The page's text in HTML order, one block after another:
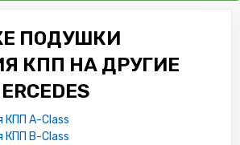
ПОДУШКИ
КПП НА ДРУГИЕ
КПП A-Class
КПП B-Class